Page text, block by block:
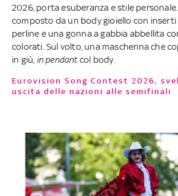
2026, porta esuberanza e stile
composto da un body gioiello con inserti
perline e una gonna a gabbia abbellita
colorati. Sul volto, una mascherina che
in giù, in pendantcol body.
Eurovision Song Contest 2026, svelato l'ordine di
uscita delle nazioni alle semifinali